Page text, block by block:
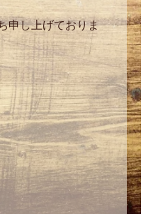
申し上げておりま